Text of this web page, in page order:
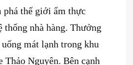
phá thế giới ẩm thực
thống nhà hàng. Thưởng
mát lạnh trong khu
Thảo Nguyên. Bên cạnh